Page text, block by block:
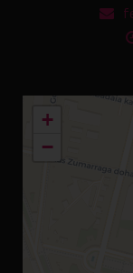
+
−